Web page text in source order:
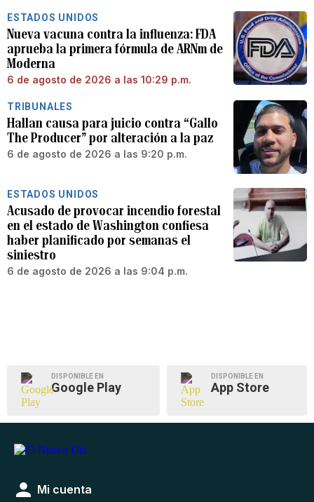
ESTADOS UNIDOS
Nueva vacuna contra la influenza: FDA
aprueba la primera fórmula de ARNm de
Moderna
6 de agosto de 2026 a las 10:29 p.m.
TRIBUNALES
Hallan causa para juicio contra “Gallo
The Producer” por alteración a la paz
6 de agosto de 2026 a las 9:20 p.m.
ESTADOS UNIDOS
Acusado de provocar incendio forestal
en el estado de Washington confiesa
haber planificado por semanas el
siniestro
6 de agosto de 2026 a las 9:04 p.m.
DISPONIBLE EN
Google Play
DISPONIBLE EN
App Store
Mi cuenta